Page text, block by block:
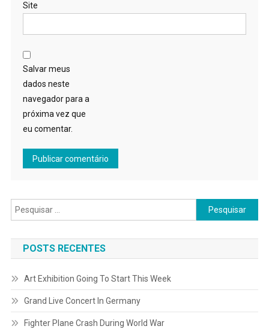
Site
Salvar meus
dados neste
navegador para a
próxima vez que
eu comentar.
Pesquisar
por:
POSTS RECENTES
Art Exhibition Going To Start This Week
Grand Live Concert In Germany
Fighter Plane Crash During World War